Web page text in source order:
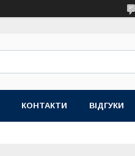
КОНТАКТИ ВІДГУКИ